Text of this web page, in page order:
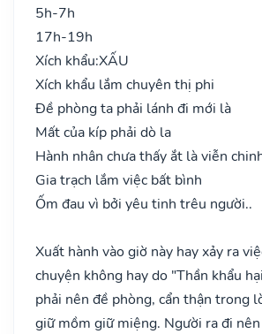
5h-7h
17h-19h
Xích khẩu:XẤU
Xích khẩu lắm chuyên thị phi
Đề phòng ta phải lánh đi mới là
Mất của kíp phải dò la
Hành nhân chưa thấy ắt là viễn
Gia trạch lắm việc bất bình
Ốm đau vì bởi yêu tinh trêu người..
Xuất hành vào giờ này hay xảy ra
chuyện không hay do "Thần khẩu
phải nên đề phòng, cẩn thận trong
giữ mồm giữ miệng. Người ra đi